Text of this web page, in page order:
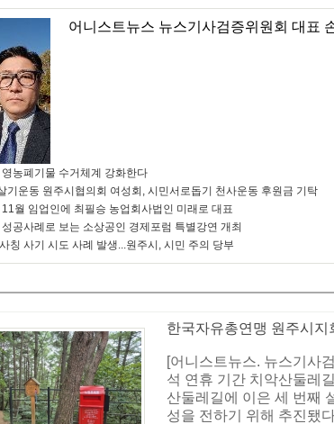
어니스트뉴스 뉴스기사검증위원회 대표
영농폐기물 수거체계 강화한다
기운동 원주시협의회 여성회, 시민서로돕기 천사운동 후원금 기탁
11월 임업인에 최필승 농업회사법인 미래로 대표
공사례로 보는 소상공인 경제포럼 특별강연 개최
칭 사기 시도 사례 발생...원주시, 시민 주의 당부
한국자유총연맹 원주시지
[어니스트뉴스. 뉴스기사
석 연휴 기간 치악산둘레
산둘레길에 이은 세 번째
성을 전하기 위해 추진됐